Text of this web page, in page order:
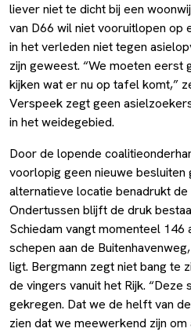
liever niet te dicht bij een
van D66 wil niet vooruitlopen op
in het verleden niet tegen
zijn geweest. “We moeten eerst
kijken wat er nu op tafel komt,”
Verspeek zegt geen
in het weidegebied.
Door de lopende
voorlopig geen nieuwe besluiten
alternatieve locatie benadrukt
Ondertussen blijft de druk
Schiedam vangt momenteel
schepen aan de
ligt. Bergmann zegt niet bang te
de vingers vanuit het Rijk. “Deze
gekregen. Dat we de helft van
zien dat we meewerkend zijn